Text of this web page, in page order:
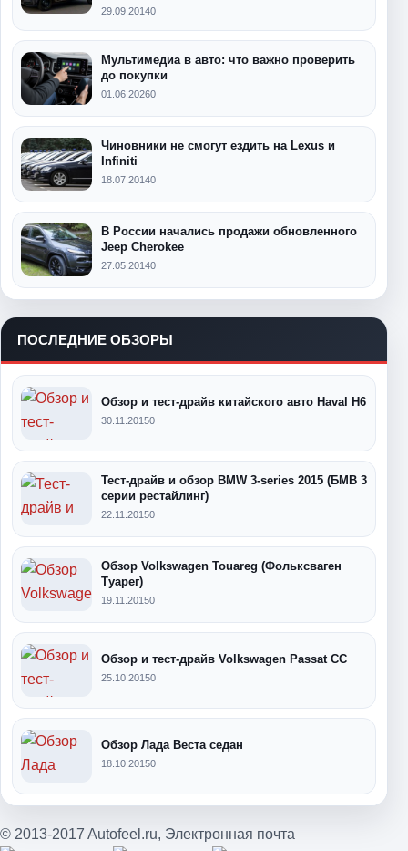
29.09.20140
Мультимедиа в авто: что важно проверить
до покупки
01.06.20260
Чиновники не смогут ездить на Lexus и
Infiniti
18.07.20140
В России начались продажи обновленного
Jeep Cherokee
27.05.20140
ПОСЛЕДНИЕ ОБЗОРЫ
Обзор и тест-драйв китайского авто Haval H6
30.11.20150
Тест-драйв и обзор BMW 3-series 2015 (БМВ 3
серии рестайлинг)
22.11.20150
Обзор Volkswagen Touareg (Фольксваген
Туарег)
19.11.20150
Обзор и тест-драйв Volkswagen Passat CC
25.10.20150
Обзор Лада Веста седан
18.10.20150
© 2013-2017 Autofeel.ru, Электронная почта